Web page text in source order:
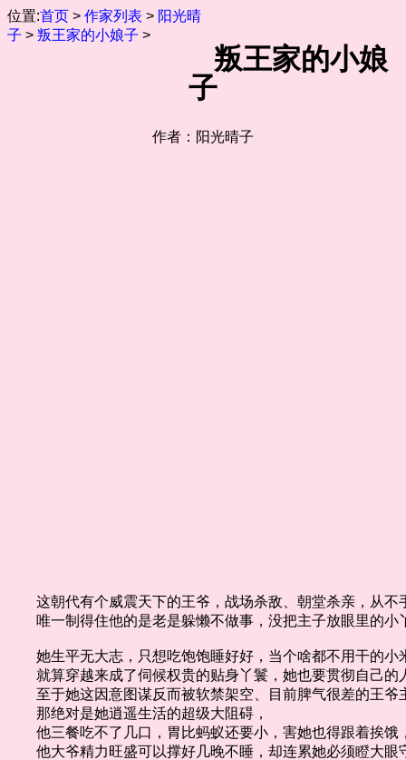
位置:首页 > 作家列表 > 阳光晴
子 > 叛王家的小娘子 >
叛王家的小娘
子
作者：阳光晴子
这朝代有个威震天下的王爷，战场杀敌、朝堂杀亲，从不
唯一制得住他的是老是躲懒不做事，没把主子放眼里的
她生平无大志，只想吃饱饱睡好好，当个啥都不用干的小
就算穿越来成了伺候权贵的贴身丫鬟，她也要贯彻自己的
至于她这因意图谋反而被软禁架空、目前脾气很差的王爷
那绝对是她逍遥生活的超级大阻碍，
他三餐吃不了几口，胃比蚂蚁还要小，害她也得跟着挨饿
他大爷精力旺盛可以撑好几晚不睡，却连累她必须瞪大眼